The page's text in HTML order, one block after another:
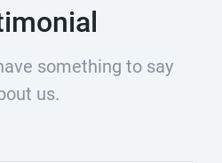
something to say
us.